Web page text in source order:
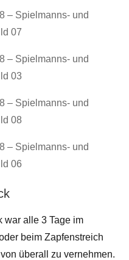
– Spielmanns- und
07
– Spielmanns- und
03
– Spielmanns- und
08
– Spielmanns- und
06
war alle 3 Tage im
beim Zapfenstreich
überall zu vernehmen.